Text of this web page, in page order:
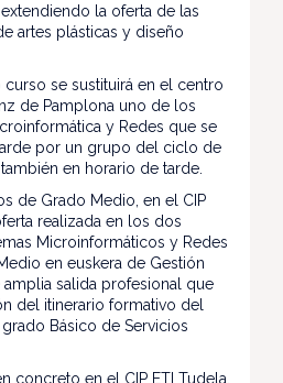
la oferta de las
artes plásticas y diseño
se sustituirá en el centro
de Pamplona uno de los
y Redes que se
por un grupo del ciclo de
en horario de tarde.
de Grado Medio, en el CIP
realizada en los dos
Microinformáticos y Redes
en euskera de Gestión
salida profesional que
del itinerario formativo del
Básico de Servicios
concreto en el CIP ETI Tudela,